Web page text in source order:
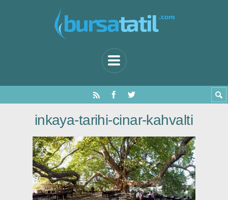
inkaya-tarihi-cinar-kahvalti